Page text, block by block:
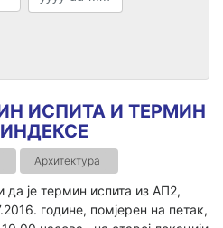
ИСПИТА И ТЕРМИН
Архитектура
да је термин испита из АП2,
године, помјерен на петак,